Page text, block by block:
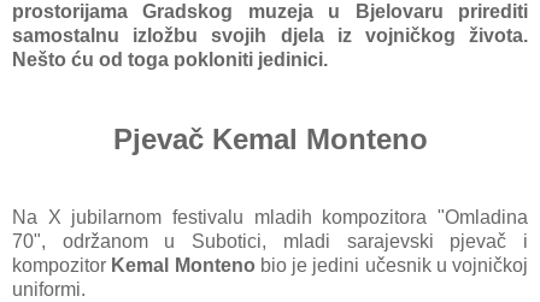
prostorijama Gradskog muzeja u Bjelovaru prirediti
samostalnu izložbu svojih djela iz vojničkog života.
Nešto ću od toga pokloniti jedinici.
Pjevač Kemal Monteno
Na X jubilarnom festivalu mladih kompozitora "Omladina
70", održanom u Subotici, mladi sarajevski pjevač i
kompozitor Kemal Monteno bio je jedini učesnik u vojničkoj
uniformi.